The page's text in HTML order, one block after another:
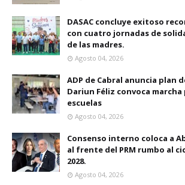
DASAC concluye exitoso
con cuatro jornadas de
de las madres.
Agosto 04, 2026
ADP de Cabral anuncia plan
Dariun Féliz convoca
escuelas
Agosto 04, 2026
Consenso interno coloca a
al frente del PRM rumbo al
2028.
Agosto 04, 2026